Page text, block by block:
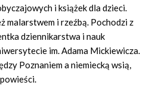
i książek dla dzieci.
malarstwem i rzeźbą. Pochodzi z
dziennikarstwa i nauk
im. Adama Mickiewicza.
Poznaniem a niemiecką wsią,